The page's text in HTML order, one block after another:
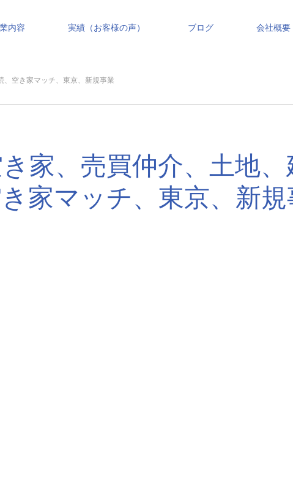
内容 実績（お客様の声） ブログ 会社概要
空き家マッチ、東京、新規事業
家、売買仲介、土地
家マッチ、東京、新規